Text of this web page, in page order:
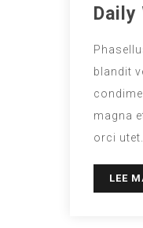
Daily
blandit
magna
orci utet.
LEE